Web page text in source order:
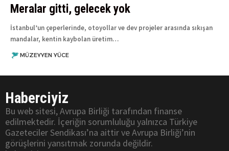
Meralar gitti, gelecek yok
İstanbul’un çeperlerinde, otoyollar ve dev projeler arasında sıkışan
mandalar, kentin kaybolan üretim…
MÜZEYYEN YÜCE
Haberciyiz
Bu web sitesi, Avrupa Birliği tarafından finanse
edilmektedir. İçeriğin sorumluluğu yalnızca Türkiye
Gazeteciler Sendikası’na aittir ve Avrupa Birliği’nin
görüşlerini yansıtmak zorunda değildir.